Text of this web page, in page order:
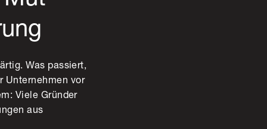
Was passiert,
Unternehmen vor
Viele Gründer
aus